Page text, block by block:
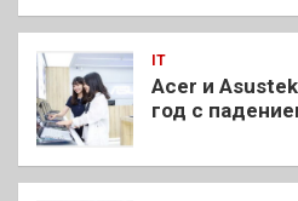
IT
Acer и
год с